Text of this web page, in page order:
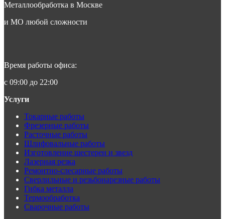
Металлообработка в Москве
и МО любой сложности
Время работы офиса:
с 09:00 до 22:00
Услуги
Токарные работы
Фрезерные работы
Расточные работы
Шлифовальные работы
Изготовление шестерен и звезд
Лазерная резка
Ремонтно-слесарные работы
Сверлильные и резьбонарезные работы
Гибка металла
Термообработка
Сварочные работы